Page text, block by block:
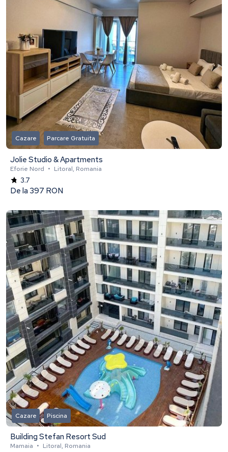
Cazare Parcare Gratuita
Jolie Studio & Apartments
Eforie Nord • Litoral, Romania
3.7
De la 397 RON
Cazare Piscina
Building Stefan Resort Sud
Mamaia • Litoral, Romania